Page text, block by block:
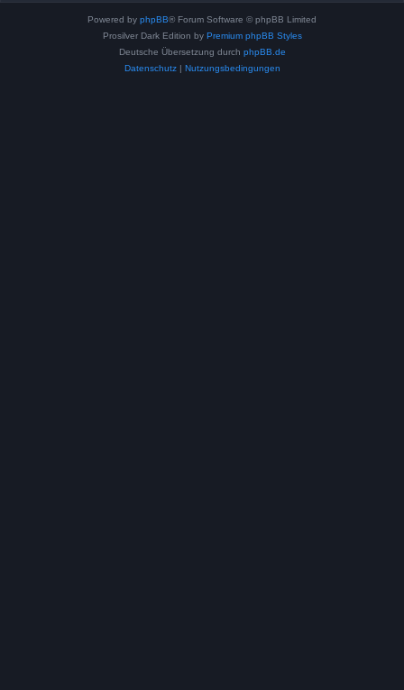
Powered by phpBB® Forum Software © phpBB Limited
Prosilver Dark Edition by Premium phpBB Styles
Deutsche Übersetzung durch phpBB.de
Datenschutz| Nutzungsbedingungen